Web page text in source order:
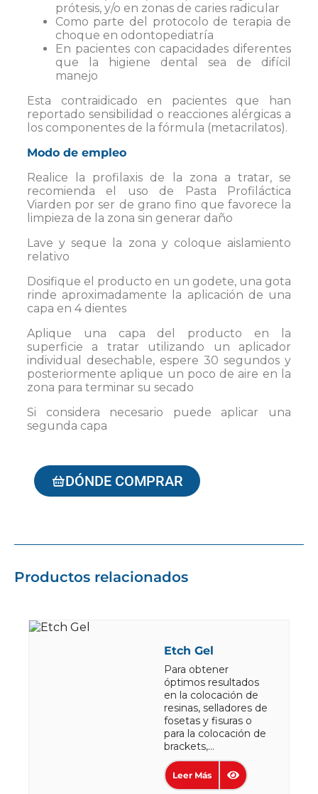
prótesis, y/o en zonas de caries radicular
Como parte del protocolo de terapia de
choque en odontopediatría
En pacientes con capacidades diferentes
que la higiene dental sea de difícil
manejo
Esta contraidicado en pacientes que han
reportado sensibilidad o reacciones alérgicas a
los componentes de la fórmula (metacrilatos).
Modo de empleo
Realice la profilaxis de la zona a tratar, se
recomienda el uso de Pasta Profiláctica
Viarden por ser de grano fino que favorece la
limpieza de la zona sin generar daño
Lave y seque la zona y coloque aislamiento
relativo
Dosifique el producto en un godete, una gota
rinde aproximadamente la aplicación de una
capa en 4 dientes
Aplique una capa del producto en la
superficie a tratar utilizando un aplicador
individual desechable, espere 30 segundos y
posteriormente aplique un poco de aire en la
zona para terminar su secado
Si considera necesario puede aplicar una
segunda capa
DÓNDE COMPRAR
Productos relacionados
Etch Gel
Para obtener
óptimos resultados
en la colocación de
resinas, selladores de
fosetas y fisuras o
para la colocación de
brackets,...
Leer Más